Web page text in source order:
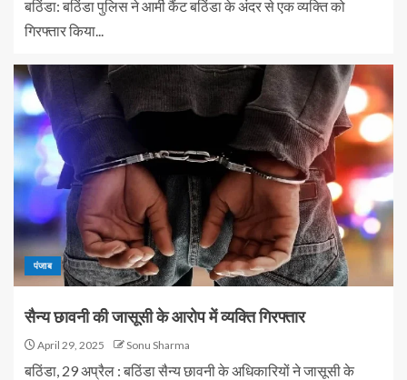
बठिंडा: बठिंडा पुलिस ने आर्मी कैंट बठिंडा के अंदर से एक व्यक्ति को
गिरफ्तार किया...
पंजाब
सैन्य छावनी की जासूसी के आरोप में व्यक्ति गिरफ्तार
April 29, 2025 Sonu Sharma
बठिंडा, 29 अप्रैल : बठिंडा सैन्य छावनी के अधिकारियों ने जासूसी के